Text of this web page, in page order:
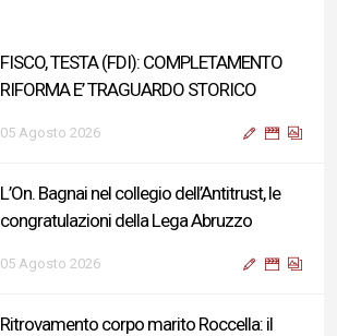
FISCO, TESTA (FDI): COMPLETAMENTO
RIFORMA E’ TRAGUARDO STORICO
05 Agosto 2026
L’On. Bagnai nel collegio dell’Antitrust, le
congratulazioni della Lega Abruzzo
05 Agosto 2026
Ritrovamento corpo marito Roccella: il